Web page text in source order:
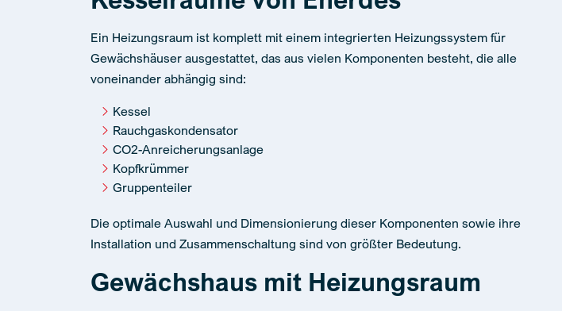
Ein Heizungsraum ist komplett mit einem integrierten Heizungssystem für
Gewächshäuser ausgestattet, das aus vielen Komponenten besteht, die alle
voneinander abhängig sind:
Kessel
Rauchgaskondensator
CO2-Anreicherungsanlage
Kopfkrümmer
Gruppenteiler
Die optimale Auswahl und Dimensionierung dieser Komponenten sowie ihre
Installation und Zusammenschaltung sind von größter Bedeutung.
Gewächshaus mit Heizungsraum